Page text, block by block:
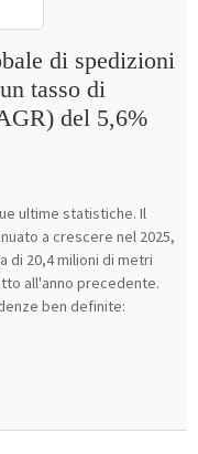
di spedizioni
tasso di
del 5,6%
ultime statistiche. Il
a crescere nel 2025,
di 20,4 milioni di metri
all'anno precedente.
ben definite: